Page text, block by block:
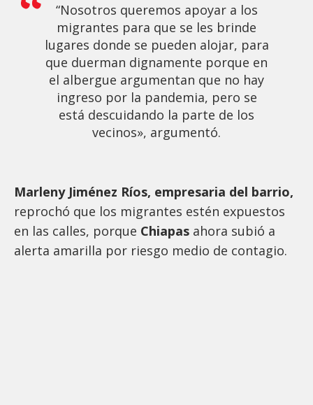
“Nosotros queremos apoyar a los
migrantes para que se les brinde
lugares donde se pueden alojar, para
que duerman dignamente porque en
el albergue argumentan que no hay
ingreso por la pandemia, pero se
está descuidando la parte de los
vecinos», argumentó.
Marleny Jiménez Ríos, empresaria del barrio,
reprochó que los migrantes estén expuestos
en las calles, porque Chiapas ahora subió a
alerta amarilla por riesgo medio de contagio.